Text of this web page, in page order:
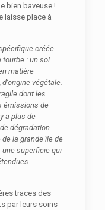
bien baveuse !
laisse place à
créée
tourbe : un sol
matière
végétale.
dont les
émissions de
a plus de
dégradation.
la grande île de
une superficie qui
traces des
par leurs soins